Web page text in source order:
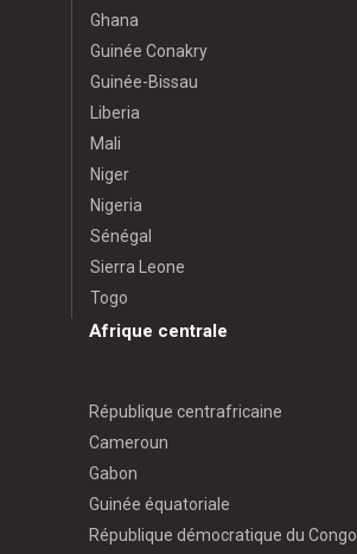
Ghana
Guinée Conakry
Guinée-Bissau
Liberia
Mali
Niger
Nigeria
Sénégal
Sierra Leone
Togo
Afrique centrale
République centrafricaine
Cameroun
Gabon
Guinée équatoriale
République démocratique du Congo